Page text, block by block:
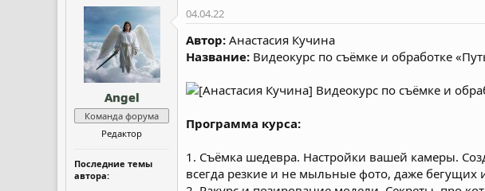
т
а
н
а
ч
а
л
а
г
и
Angel
Команда форума
Редактор
Последние темы
автора:
04.04.22
Автор: Анастасия Кучина
Название: Видеокурс по съёмке и обработке
Программа курса:
1. Съёмка шедевра. Настройки вашей камеры.
всегда резкие и не мыльные фото, даже